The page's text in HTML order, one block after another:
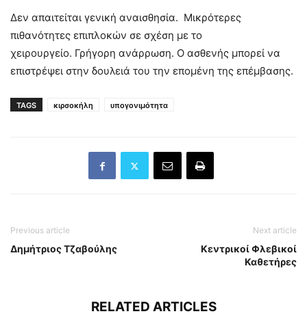
Δεν απαιτείται γενική αναισθησία. Μικρότερες
πιθανότητες επιπλοκών σε σχέση με το
χειρουργείο. Γρήγορη ανάρρωση. Ο ασθενής μπορεί να
επιστρέψει στην δουλειά του την επομένη της επέμβασης.
TAGS κιρσοκήλη υπογονιμότητα
Previous article
Δημήτριος Τζαβούλης
Next article
Κεντρικοί Φλεβικοί
Καθετήρες
RELATED ARTICLES